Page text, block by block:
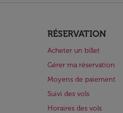
RÉSERVATION
Acheter un billet
Gérer ma réservation
Moyens de paiement
Suivi des vols
Horaires des vols